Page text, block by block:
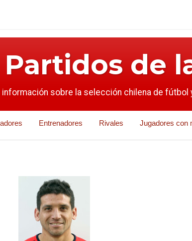
Partidos de
sobre la selección chilena de
Entrenadores Rivales Jugadores con